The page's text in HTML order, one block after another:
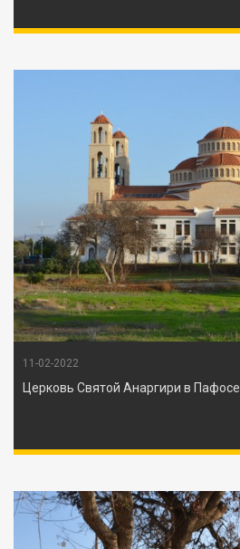
11-02-2022
Церковь Святой Анаргири в Пафосе